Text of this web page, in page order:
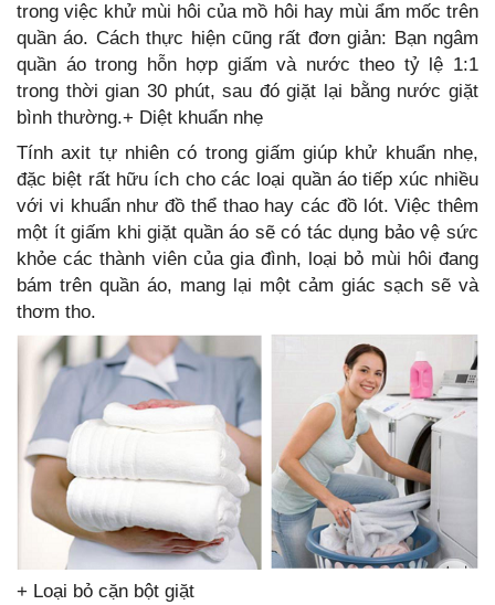
trong việc khử mùi hôi của mồ hôi hay mùi ẩm mốc trên
quần áo. Cách thực hiện cũng rất đơn giản: Bạn ngâm
quần áo trong hỗn hợp giấm và nước theo tỷ lệ 1:1
trong thời gian 30 phút, sau đó giặt lại bằng nước giặt
bình thường.+ Diệt khuẩn nhẹ
Tính axit tự nhiên có trong giấm giúp khử khuẩn nhẹ,
đặc biệt rất hữu ích cho các loại quần áo tiếp xúc nhiều
với vi khuẩn như đồ thể thao hay các đồ lót. Việc thêm
một ít giấm khi giặt quần áo sẽ có tác dụng bảo vệ sức
khỏe các thành viên của gia đình, loại bỏ mùi hôi đang
bám trên quần áo, mang lại một cảm giác sạch sẽ và
thơm tho.
+ Loại bỏ cặn bột giặt